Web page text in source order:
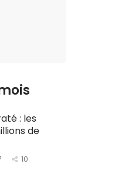
: les
de
10